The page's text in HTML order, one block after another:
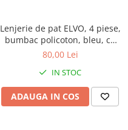
Lenjerie de pat ELVO, 4 piese,
bumbac policoton, bleu, cu
flori stilizate
80,00 Lei
IN STOC
ADAUGA IN COS